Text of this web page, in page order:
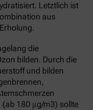
Letztlich ist
aus
die
bilden. Durch die
und bilden
180 μg/m3) sollte